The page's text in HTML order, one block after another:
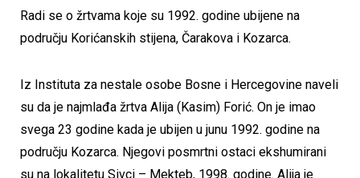
Radi se o žrtvama koje su 1992. godine ubijene na
području Korićanskih stijena, Čarakova i Kozarca.
Iz Instituta za nestale osobe Bosne i Hercegovine naveli
su da je najmlađa žrtva Alija (Kasim) Forić. On je imao
svega 23 godine kada je ubijen u junu 1992. godine na
području Kozarca. Njegovi posmrtni ostaci ekshumirani
su na lokalitetu Sivci – Mekteb, 1998. godine. Alija je